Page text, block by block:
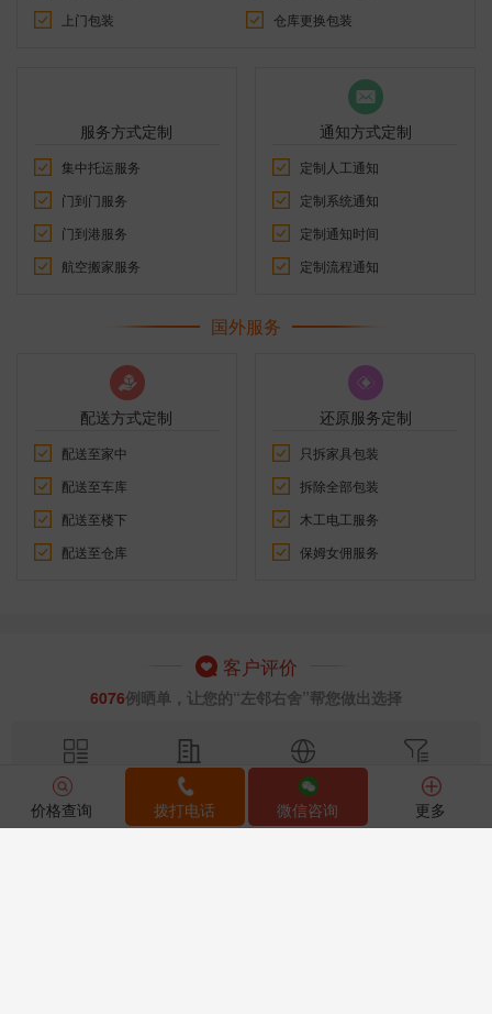
上门包装
仓库更换包装
服务方式定制
集中托运服务
门到门服务
门到港服务
航空搬家服务
通知方式定制
定制人工通知
定制系统通知
定制通知时间
定制流程通知
国外服务
配送方式定制
配送至家中
配送至车库
配送至楼下
配送至仓库
还原服务定制
只拆家具包装
拆除全部包装
木工电工服务
保姆女佣服务
客户评价
6076例晒单，让您的“左邻右舍”帮您做出选择
全部晒单 起运城市 目的国家 晒单类别
价格查询 拨打电话 微信咨询 更多